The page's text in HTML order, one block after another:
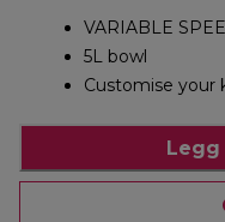
VARIABLE
5L bowl
Customise your